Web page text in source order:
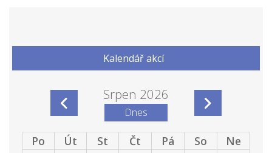
Kalendář akcí
Srpen 2026
Dnes
Po Út St Čt Pá So
Ne